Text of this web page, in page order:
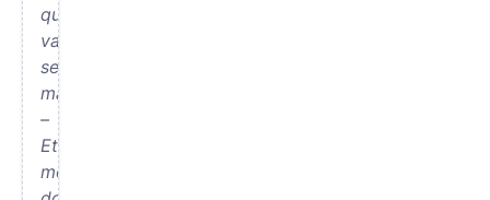
qu’il
va
se
marier.
–
Et
moi